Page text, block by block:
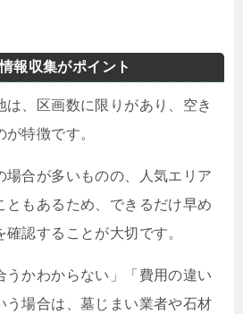
報収集がポイント
は、区画数に限りがあり、空き
特徴です。
場合が多いものの、人気エリア
ともあるため、できるだけ早め
認することが大切です。
うかわからない」「費用の違い
う場合は、墓じまい業者や石材